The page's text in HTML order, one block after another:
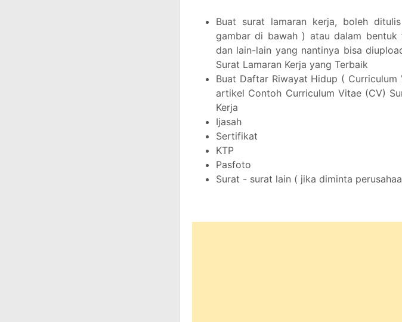
Buat surat lamaran kerja, boleh
gambar di bawah ) atau dalam bentuk
dan lain-lain yang nantinya bisa
Surat Lamaran Kerja yang Terbaik
Buat Daftar Riwayat Hidup (
artikel Contoh Curriculum Vitae (CV)
Kerja
Ijasah
Sertifikat
KTP
Pasfoto
Surat - surat lain ( jika diminta